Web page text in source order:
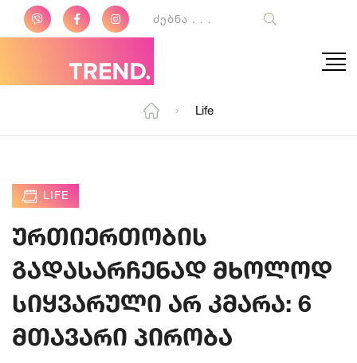
Life
LIFE
ურთიერთობის
გადასარჩენად მხოლოდ
სიყვარული არ კმარა: 6
მთავარი პირობა